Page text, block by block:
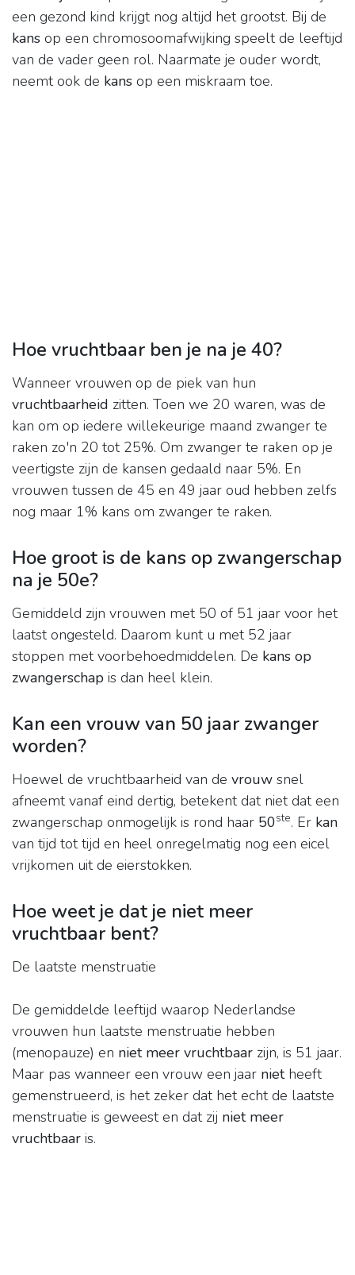
een gezond kind krijgt nog altijd het grootst. Bij de
kans op een chromosoomafwijking speelt de leeftijd
van de vader geen rol. Naarmate je ouder wordt,
neemt ook de kans op een miskraam toe.
Hoe vruchtbaar ben je na je 40?
Wanneer vrouwen op de piek van hun
vruchtbaarheid zitten. Toen we 20 waren, was de
kan om op iedere willekeurige maand zwanger te
raken zo'n 20 tot 25%. Om zwanger te raken op je
veertigste zijn de kansen gedaald naar 5%. En
vrouwen tussen de 45 en 49 jaar oud hebben zelfs
nog maar 1% kans om zwanger te raken.
Hoe groot is de kans op zwangerschap
na je 50e?
Gemiddeld zijn vrouwen met 50 of 51 jaar voor het
laatst ongesteld. Daarom kunt u met 52 jaar
stoppen met voorbehoedmiddelen. De kans op
zwangerschap is dan heel klein.
Kan een vrouw van 50 jaar zwanger
worden?
Hoewel de vruchtbaarheid van de vrouw snel
afneemt vanaf eind dertig, betekent dat niet dat een
zwangerschap onmogelijk is rond haar 50ste. Er kan
van tijd tot tijd en heel onregelmatig nog een eicel
vrijkomen uit de eierstokken.
Hoe weet je dat je niet meer
vruchtbaar bent?
De laatste menstruatie
De gemiddelde leeftijd waarop Nederlandse
vrouwen hun laatste menstruatie hebben
(menopauze) en niet meer vruchtbaar zijn, is 51 jaar.
Maar pas wanneer een vrouw een jaar nietheeft
gemenstrueerd, is het zeker dat het echt de laatste
menstruatie is geweest en dat zij niet meer
vruchtbaar is.